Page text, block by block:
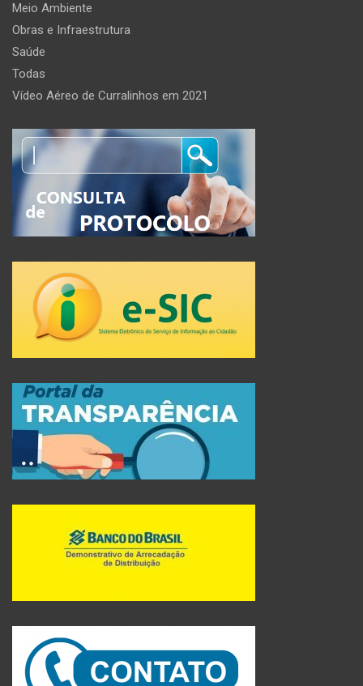
Meio Ambiente
Obras e Infraestrutura
Saúde
Todas
Vídeo Aéreo de Curralinhos em 2021